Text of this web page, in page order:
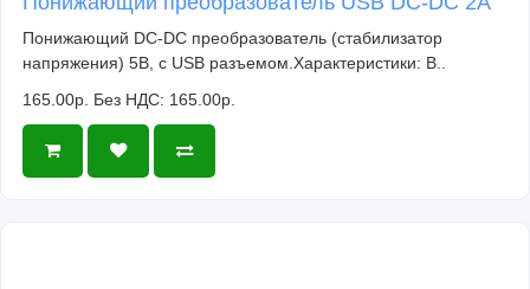
Понижающий DC-DC преобразователь (стабилизатор
напряжения) 5В, с USB разъемом.Характеристики: В..
165.00р. Без НДС: 165.00р.